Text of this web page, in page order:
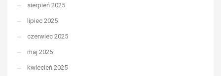
sierpień 2025
lipiec 2025
czerwiec 2025
maj 2025
kwiecień 2025